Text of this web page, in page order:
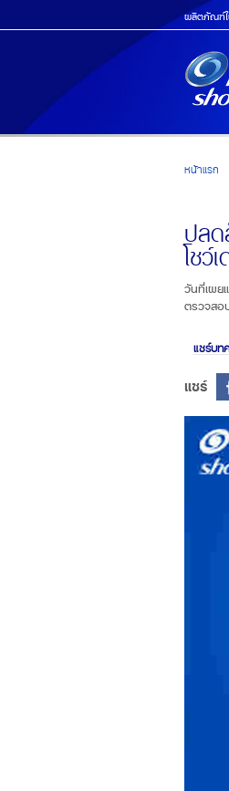
ผลิตภัณฑ์ใ
หน้าแรก
ปล
โชว์
วันที่เผย
ตรวจสอ
แชร์บท
แชร์